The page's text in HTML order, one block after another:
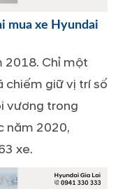
mua xe Hyundai
2018. Chỉ một
chiếm giữ vị trí số
vương trong
năm 2020,
xe.